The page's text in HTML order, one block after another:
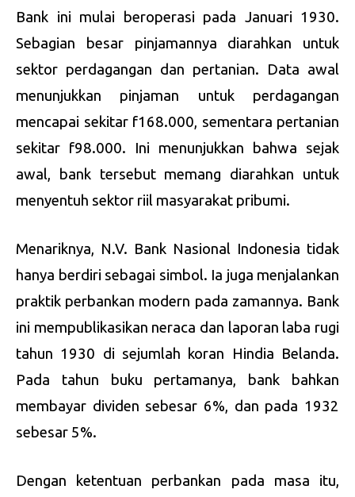
Bank ini mulai beroperasi pada Januari 1930.
Sebagian besar pinjamannya diarahkan untuk
sektor perdagangan dan pertanian. Data awal
menunjukkan pinjaman untuk perdagangan
mencapai sekitar f168.000, sementara pertanian
sekitar f98.000. Ini menunjukkan bahwa sejak
awal, bank tersebut memang diarahkan untuk
menyentuh sektor riil masyarakat pribumi.
Menariknya, N.V. Bank Nasional Indonesia tidak
hanya berdiri sebagai simbol. Ia juga menjalankan
praktik perbankan modern pada zamannya. Bank
ini mempublikasikan neraca dan laporan laba rugi
tahun 1930 di sejumlah koran Hindia Belanda.
Pada tahun buku pertamanya, bank bahkan
membayar dividen sebesar 6%, dan pada 1932
sebesar 5%.
Dengan ketentuan perbankan pada masa itu,